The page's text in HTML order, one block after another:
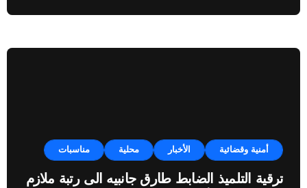
أمنية وقضائية الأخبار محلية مناسبات
ترقية التلميذ الضابط طارق جانبيه الى رتبة ملازم